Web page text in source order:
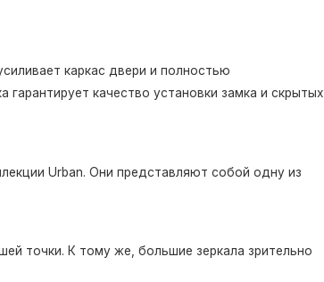
каркас двери и полностью
качество установки замка и скрытых
Urban. Они представляют собой одну из
точки. К тому же, большие зеркала зрительно